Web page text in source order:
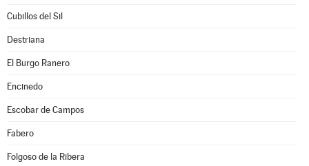
Cubillos del Sil
Destriana
El Burgo Ranero
Encinedo
Escobar de Campos
Fabero
Folgoso de la Ribera